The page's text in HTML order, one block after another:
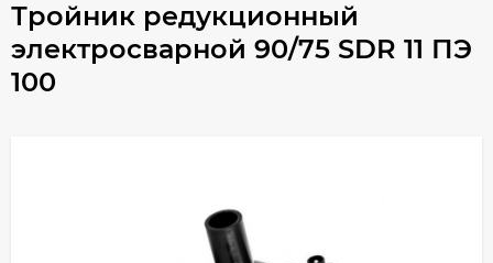
Тройник редукционный
электросварной 90/75 SDR 11 ПЭ
100